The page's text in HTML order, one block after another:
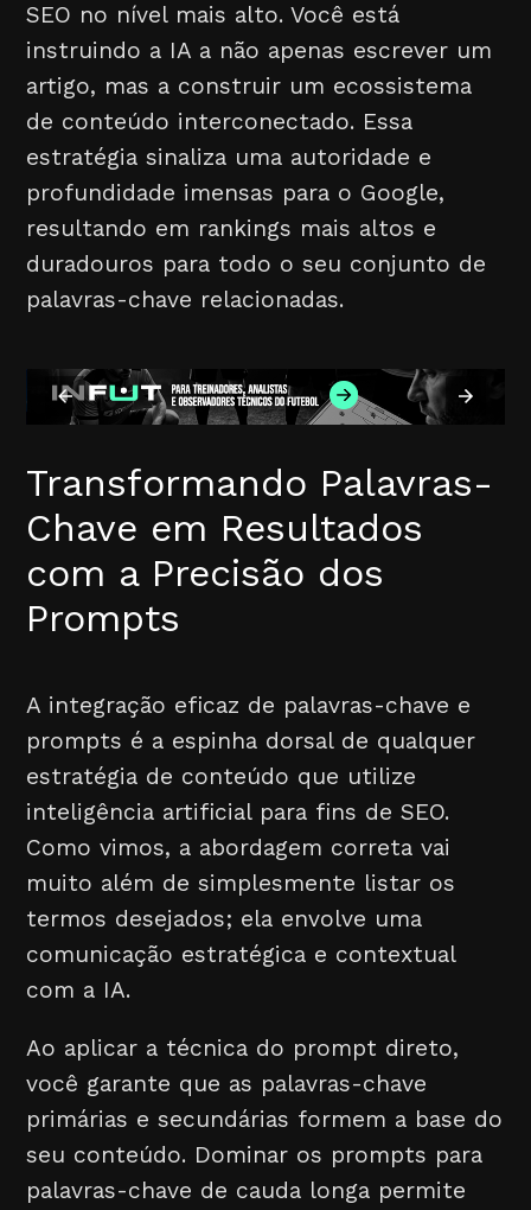
SEO no nível mais alto. Você está
instruindo a IA a não apenas escrever um
artigo, mas a construir um ecossistema
de conteúdo interconectado. Essa
estratégia sinaliza uma autoridade e
profundidade imensas para o Google,
resultando em rankings mais altos e
duradouros para todo o seu conjunto de
palavras-chave relacionadas.
Transformando Palavras-
Chave em Resultados
com a Precisão dos
Prompts
A integração eficaz de palavras-chave e
prompts é a espinha dorsal de qualquer
estratégia de conteúdo que utilize
inteligência artificial para fins de SEO.
Como vimos, a abordagem correta vai
muito além de simplesmente listar os
termos desejados; ela envolve uma
comunicação estratégica e contextual
com a IA.
Ao aplicar a técnica do prompt direto,
você garante que as palavras-chave
primárias e secundárias formem a base do
seu conteúdo. Dominar os prompts para
palavras-chave de cauda longa permite